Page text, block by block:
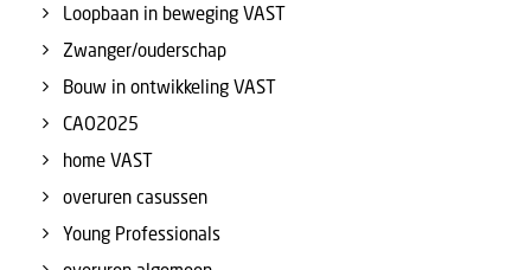
Loopbaan in beweging VAST
Zwanger/ouderschap
Bouw in ontwikkeling VAST
CAO2025
home VAST
overuren casussen
Young Professionals